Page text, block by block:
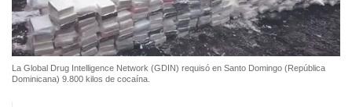
La Global Drug Intelligence Network (GDIN) requisó en Santo Domingo (República
Dominicana) 9.800 kilos de cocaína.